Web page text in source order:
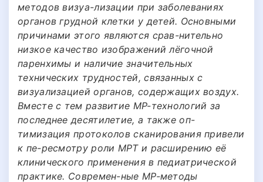
методов визуа-лизации при заболеваниях
органов грудной клетки у детей. Основными
причинами этого являются срав-нительно
низкое качество изображений лёгочной
паренхимы и наличие значительных
технических трудностей, связанных с
визуализацией органов, содержащих воздух.
Вместе с тем развитие МР-технологий за
последнее десятилетие, а также оп-
тимизация протоколов сканирования привели
к пе-ресмотру роли МРТ и расширению её
клинического применения в педиатрической
практике. Современ-ные МР-методы